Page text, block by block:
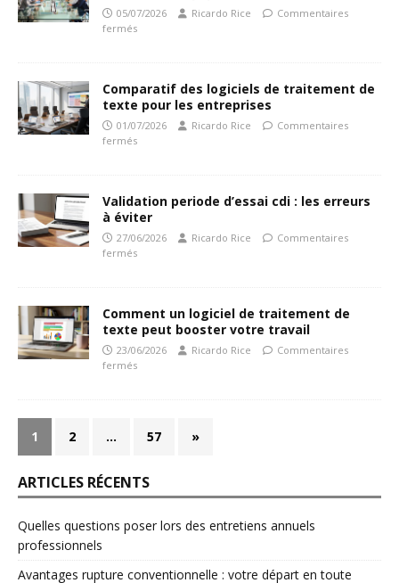
05/07/2026 Ricardo Rice
Commentaires
fermés
Comparatif des logiciels de traitement de
texte pour les entreprises
01/07/2026 Ricardo Rice
Commentaires
fermés
Validation periode d’essai cdi : les erreurs
à éviter
27/06/2026 Ricardo Rice
Commentaires
fermés
Comment un logiciel de traitement de
texte peut booster votre travail
23/06/2026 Ricardo Rice
Commentaires
fermés
1 2 … 57 »
ARTICLES RÉCENTS
Quelles questions poser lors des entretiens annuels
professionnels
Avantages rupture conventionnelle : votre départ en toute